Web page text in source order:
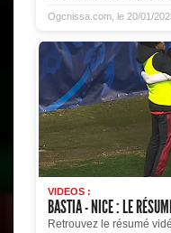
Ogcnissa.com, le 20/01/
VIDEOS :
BASTIA - NICE : LE
Retrouvez le résumé